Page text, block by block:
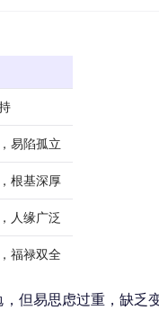
易陷孤立
根基深厚
人缘广泛
福禄双全
但易思虑过重，缺乏